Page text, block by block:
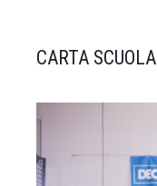
CARTA SCUOLA